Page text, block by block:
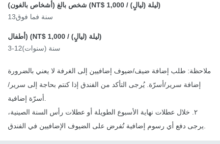
شخص بالغ (أشخاص بالغون) (NT$ 1,000
/ ليلة (ليالٍ))
13سنة فما فوق
أطفال) (NT$ 1,000
/ ليلة (ليالٍ))
3-12سنة (سنوات)
ملاحظة: طلب إضافة ضيف/ضيوف إضافيين إلى الغرفة لا يعني بالضرورة
إضافة سرير/أسرّة. يُرجى التأكد من الفندق إذا كنتم بحاجة إلى سرير/
٢. خلال عطلات نهاية الأسبوع الطويلة أو عطلات رأس السنة الصينية،